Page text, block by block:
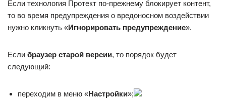
Если технология Протект по-прежнему блокирует контент,
то во время предупреждения о вредоносном воздействии
нужно кликнуть «Игнорировать предупреждение».
Если браузер старой версии, то порядок будет
следующий:
переходим в меню «Настройки»;